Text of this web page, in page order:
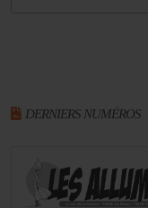
DERNIERS NUMÉROS